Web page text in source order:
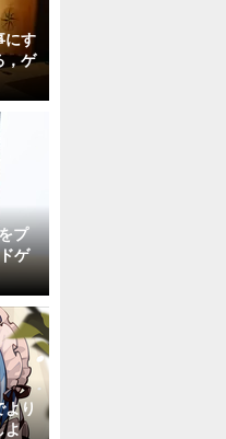
にす
，ゲ
プ
ゲ
り
よ